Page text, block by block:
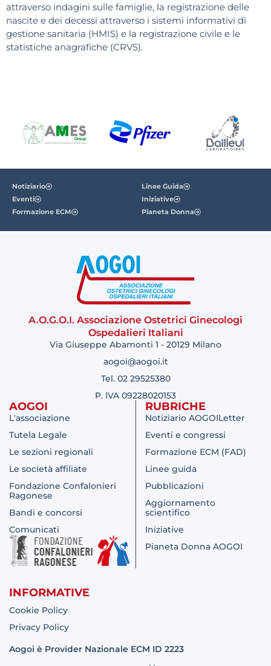
attraverso indagini sulle famiglie, la registrazione delle
nascite e dei decessi attraverso i sistemi informativi di
gestione sanitaria (HMIS) e la registrazione civile e le
statistiche anagrafiche (CRVS).
Notiziario
Eventi
Formazione ECM
Linee Guida
Iniziative
Pianeta Donna
A.O.G.O.I. Associazione Ostetrici Ginecologi
Ospedalieri Italiani
Via Giuseppe Abamonti 1 - 20129 Milano
aogoi@aogoi.it
Tel. 02 29525380
P. IVA 09228020153
AOGOI
L'associazione
Tutela Legale
Le sezioni regionali
Le società affiliate
Fondazione Confalonieri
Ragonese
Bandi e concorsi
Comunicati
RUBRICHE
Notiziario AOGOILetter
Eventi e congressi
Formazione ECM (FAD)
Linee guida
Pubblicazioni
Aggiornamento
scientifico
Iniziative
Pianeta Donna AOGOI
INFORMATIVE
Cookie Policy
Privacy Policy
Aogoi è Provider Nazionale ECM ID 2223